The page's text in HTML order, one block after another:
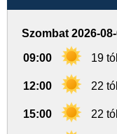
Szombat 2026-
09:00 19
12:00 22
15:00 22